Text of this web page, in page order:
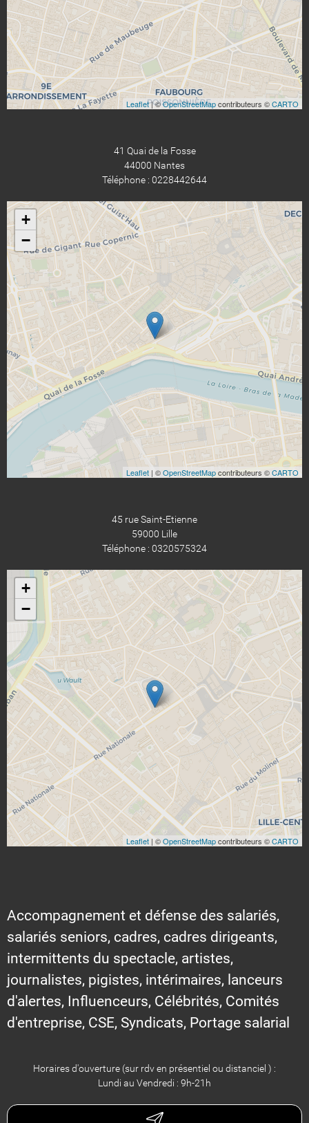
Leaflet| ©OpenStreetMapcontributeurs ©CARTO
41 Quai de la Fosse
44000 Nantes
Téléphone : 0228442644
+
−
Leaflet | ©OpenStreetMapcontributeurs ©CARTO
45 rue Saint-Etienne
59000 Lille
Téléphone : 0320575324
+
−
Leaflet | ©OpenStreetMapcontributeurs ©CARTO
Accompagnement et défense des salariés,
salariés seniors, cadres, cadres dirigeants,
intermittents du spectacle, artistes,
journalistes, pigistes, intérimaires, lanceurs
d'alertes, Influenceurs, Célébrités, Comités
d'entreprise, CSE, Syndicats, Portage salarial
Horaires d'ouverture (sur rdv en présentiel ou distanciel ) :
Lundi au Vendredi : 9h-21h